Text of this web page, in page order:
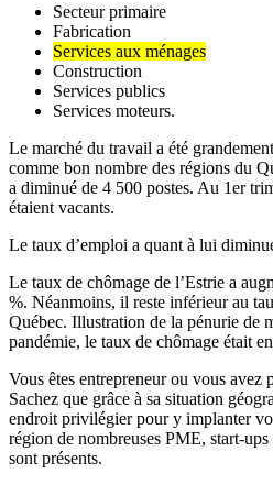
Secteur primaire
Fabrication
Services aux ménages
Construction
Services publics
Services moteurs.
Le marché du travail a été
comme bon nombre des régions du
a diminué de 4 500 postes. Au 1er
étaient vacants.
Le taux d’emploi a quant à lui
Le taux de chômage de l’Estrie a
%. Néanmoins, il reste inférieur au
Québec. Illustration de la pénurie de
pandémie, le taux de chômage était
Vous êtes entrepreneur ou vous
Sachez que grâce à sa situation
endroit privilégier pour y implanter
région de nombreuses PME, start-
sont présents.